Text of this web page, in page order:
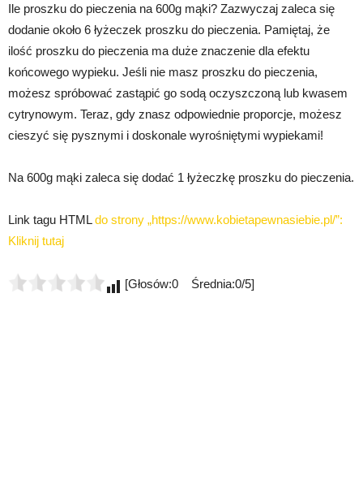
Ile proszku do pieczenia na 600g mąki? Zazwyczaj zaleca się
dodanie około 6 łyżeczek proszku do pieczenia. Pamiętaj, że
ilość proszku do pieczenia ma duże znaczenie dla efektu
końcowego wypieku. Jeśli nie masz proszku do pieczenia,
możesz spróbować zastąpić go sodą oczyszczoną lub kwasem
cytrynowym. Teraz, gdy znasz odpowiednie proporcje, możesz
cieszyć się pysznymi i doskonale wyrośniętymi wypiekami!
Na 600g mąki zaleca się dodać 1 łyżeczkę proszku do pieczenia.
Link tagu HTMLdo strony „https://www.kobietapewnasiebie.pl/”:
Kliknij tutaj
[Głosów:0 Średnia:0/5]